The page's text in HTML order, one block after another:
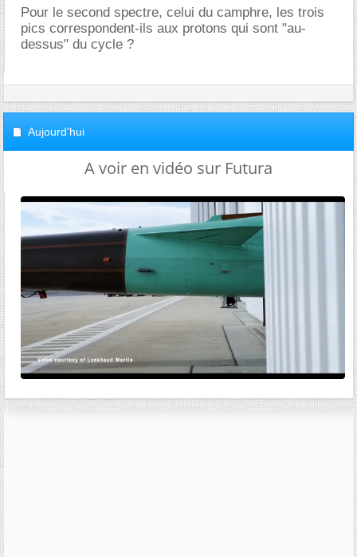
Pour le second spectre, celui du camphre, les trois
pics correspondent-ils aux protons qui sont "au-
dessus" du cycle ?
Aujourd'hui
A voir en vidéo sur Futura